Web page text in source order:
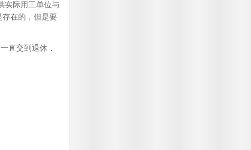
实际用工单位与
在的，但是要
直交到退休，